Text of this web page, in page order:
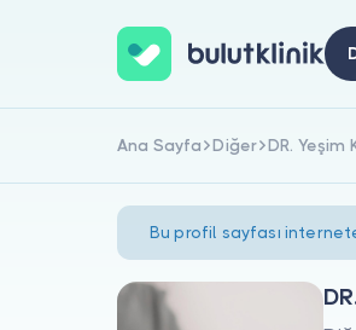
Ana Sayfa Diğer DR. Yeşim
Bu profil sayfası